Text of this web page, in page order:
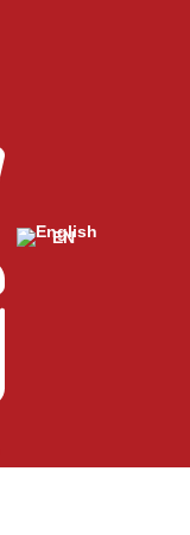
EN